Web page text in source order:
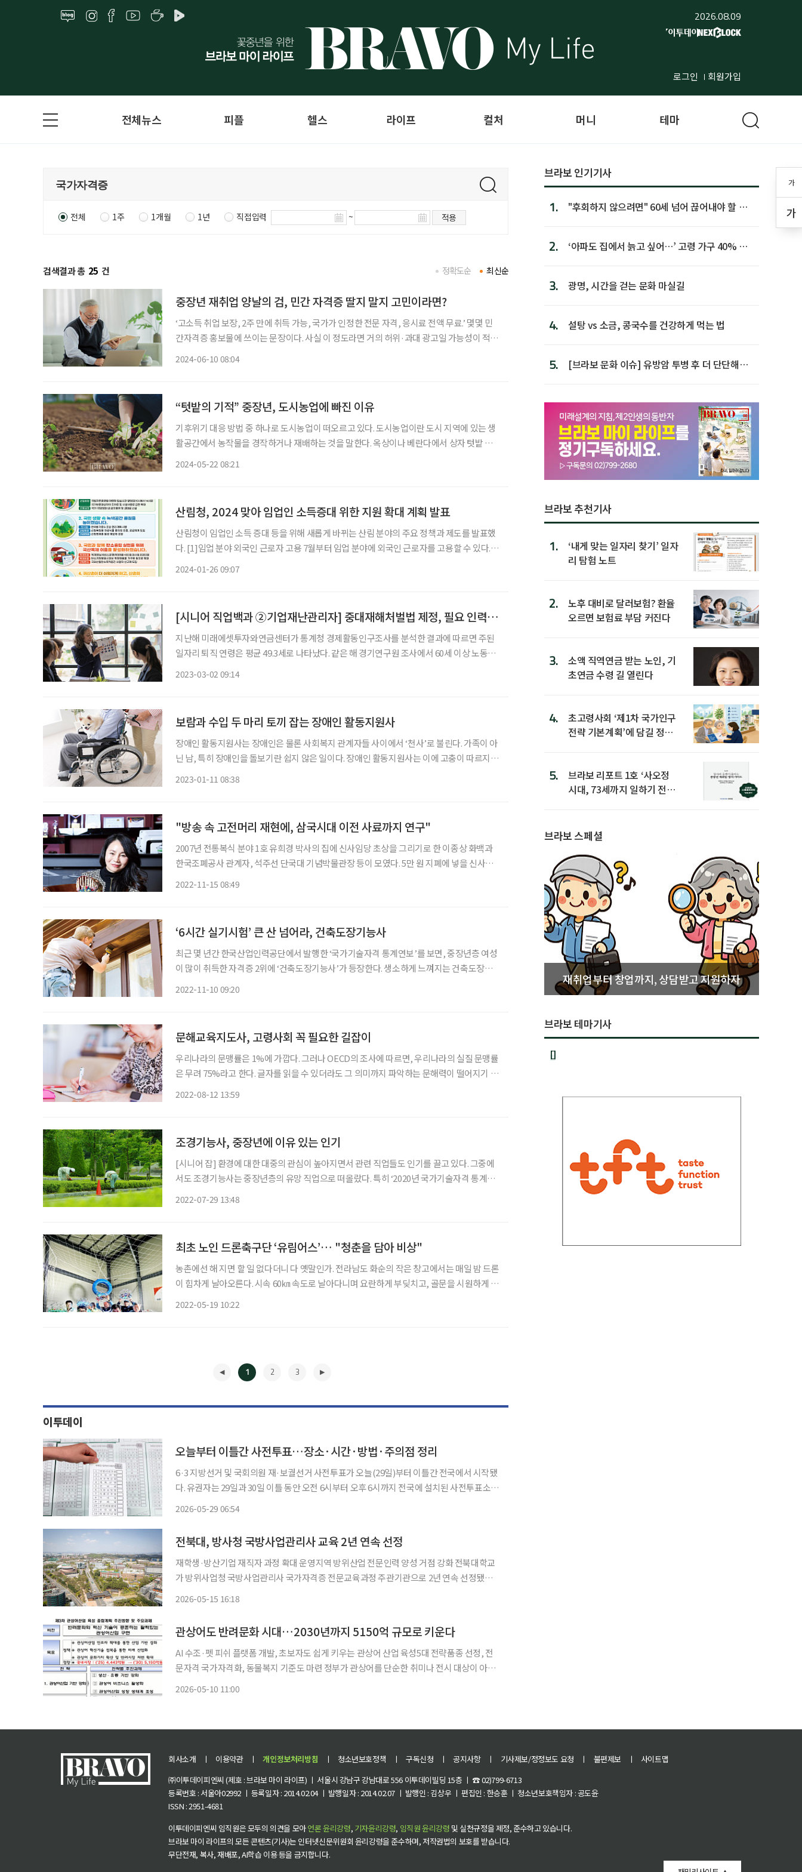
2026.08.09
로그인 회원가입
가
가
전체뉴스 피플 헬스 라이프 컬처 머니 테마
전체 1주 1개월 1년 직접입력 ~ 적용
검색결과 총 25 건 최신순
정확도순
중장년 재취업 양날의 검, 민간 자격증 딸지 말지 고민이라면?
‘고소득 취업 보장, 2주 만에 취득 가능, 국가가 인정한 전문 자격, 응시료 전액 무료.’ 몇몇 민
간자격증 홍보물에 쓰이는 문장이다. 사실 이 정도라면 거의 허위·과대 광고일 가능성이 적지
2024-06-10 08:04
“텃밭의 기적” 중장년, 도시농업에 빠진 이유
기후위기 대응 방법 중 하나로 도시농업이 떠오르고 있다. 도시농업이란 도시 지역에 있는 생
활공간에서 농작물을 경작하거나 재배하는 것을 말한다. 옥상이나 베란다에서 상자 텃밭 가
2024-05-22 08:21
산림청, 2024 맞아 임업인 소득증대 위한 지원 확대 계획 발표
산림청이 임업인 소득 증대 등을 위해 새롭게 바뀌는 산림 분야의 주요 정책과 제도를 발표했
다. [1]임업 분야 외국인 근로자 고용 7월부터 임업 분야에 외국인 근로자를 고용할 수 있다.
2024-01-26 09:07
[시니어 직업백과 ②기업재난관리자] 중대재해처벌법 제정, 필요 인력으로 급부상
지난해 미래에셋투자와연금센터가 통계청 경제활동인구조사를 분석한 결과에 따르면 주된
일자리 퇴직 연령은 평균 49.3세로 나타났다. 같은 해 경기연구원 조사에서 60세 이상 노동자
2023-03-02 09:14
보람과 수입 두 마리 토끼 잡는 장애인 활동지원사
장애인 활동지원사는 장애인은 물론 사회복지 관계자들 사이에서 ‘천사’로 불린다. 가족이 아
닌 남, 특히 장애인을 돌보기란 쉽지 않은 일이다. 장애인 활동지원사는 이에 고충이 따르지만
2023-01-11 08:38
"방송 속 고전머리 재현에, 삼국시대 이전 사료까지 연구"
2007년 전통복식 분야 1호 유희경 박사의 집에 신사임당 초상을 그리기로 한 이종상 화백과
한국조폐공사 관계자, 석주선 단국대 기념박물관장 등이 모였다. 5만 원 지폐에 넣을 신사임
2022-11-15 08:49
‘6시간 실기시험’ 큰 산 넘어라, 건축도장기능사
최근 몇 년간 한국산업인력공단에서 발행한 ‘국가기술자격 통계연보’를 보면, 중장년층 여성
이 많이 취득한 자격증 2위에 ‘건축도장기능사’가 등장한다. 생소하게 느껴지는 건축도장기
2022-11-10 09:20
문해교육지도사, 고령사회 꼭 필요한 길잡이
우리나라의 문맹률은 1%에 가깝다. 그러나 OECD의 조사에 따르면, 우리나라의 실질 문맹률
은 무려 75%라고 한다. 글자를 읽을 수 있더라도 그 의미까지 파악하는 문해력이 떨어지기 때
2022-08-12 13:59
조경기능사, 중장년에 이유 있는 인기
[시니어 잡] 환경에 대한 대중의 관심이 높아지면서 관련 직업들도 인기를 끌고 있다. 그중에
서도 조경기능사는 중장년층의 유망 직업으로 떠올랐다. 특히 ‘2020년 국가기술자격 통계연
2022-07-29 13:48
최초 노인 드론축구단 ‘유림어스’… "청춘을 담아 비상"
농촌에선 해 지면 할 일 없다더니 다 옛말인가. 전라남도 화순의 작은 창고에서는 매일 밤 드론
이 힘차게 날아오른다. 시속 60㎞ 속도로 날아다니며 요란하게 부딪치고, 골문을 시원하게 파
2022-05-19 10:22
1 2 3
이투데이
오늘부터 이틀간 사전투표…장소·시간·방법·주의점 정리
6·3 지방선거 및 국회의원 재·보궐선거 사전투표가 오늘(29일)부터 이틀간 전국에서 시작됐
다. 유권자는 29일과 30일 이틀 동안 오전 6시부터 오후 6시까지 전국에 설치된 사전투표소
2026-05-29 06:54
전북대, 방사청 국방사업관리사 교육 2년 연속 선정
재학생·방산기업 재직자 과정 확대 운영지역 방위산업 전문인력 양성 거점 강화 전북대학교
가 방위사업청 국방사업관리사 국가자격증 전문교육과정 주관기관으로 2년 연속 선정됐다.
2026-05-15 16:18
관상어도 반려문화 시대…2030년까지 5150억 규모로 키운다
AI 수조·펫 피쉬 플랫폼 개발, 초보자도 쉽게 키우는 관상어 산업 육성5대 전략품종 선정, 전
문자격 국가자격화, 동물복지 기준도 마련 정부가 관상어를 단순한 취미나 전시 대상이 아니
2026-05-10 11:00
브라보 인기기사
1.
"후회하지 않으려면" 60세 넘어 끊어내야 할 사
2.
‘아파도 집에서 늙고 싶어…’ 고령 가구 40% 노
3. 광명, 시간을 걷는 문화 마실길
4. 설탕 vs 소금, 콩국수를 건강하게 먹는 법
5.
[브라보 문화 이슈] 유방암 투병 후 더 단단해진
브라보 추천기사
1.
‘내게 맞는 일자리 찾기’ 일자
리 탐험 노트
2.
노후 대비로 달러보험? 환율
오르면 보험료 부담 커진다
3.
소액 직역연금 받는 노인, 기
초연금 수령 길 열린다
4.
초고령사회 ‘제1차 국가인구
전략 기본계획’에 담길 정책
5.
브라보 리포트 1호 ‘사오정
시대, 73세까지 일하기 전략’
브라보 스페셜
재취업부터 창업까지, 상담받고 지원하자
브라보 테마기사
[]
회사소개 ㅣ 이용약관 ㅣ 개인정보처리방침 ㅣ 청소년보호정책 ㅣ 구독신청 ㅣ 공지사항 ㅣ 기사제보/정정보도 요청 ㅣ 불편제보 ㅣ
사이트맵
㈜이투데이피엔씨 (제호 : 브라보 마이 라이프) ㅣ 서울시 강남구 강남대로 556 이투데이빌딩 15층 ㅣ ☎ 02)799-6713
등록번호 : 서울아02992 ㅣ 등록일자 : 2014.02.04 ㅣ 발행일자 : 2014.02.07 ㅣ 발행인 : 김상우 ㅣ 편집인 : 한승훈 ㅣ 청소년보호책임자 : 공도윤
ISSN : 2951-4681
이투데이피엔씨 임직원은 모두의 의견을 모아언론 윤리강령, 기자윤리강령, 임직원 윤리강령 및 실천규정을 제정, 준수하고 있습니다.
브라보 마이 라이프의 모든 콘텐츠(기사)는 인터넷신문위원회 윤리강령을 준수하며, 저작권법의 보호를 받습니다.
무단전재, 복사, 재배포, AI학습 이용 등을 금지합니다.